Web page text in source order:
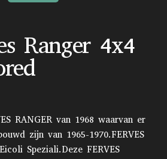
Ranger 4x4
RANGER van 1968 waarvan er
zijn van 1965-1970.FERVES
Speziali.Deze FERVES